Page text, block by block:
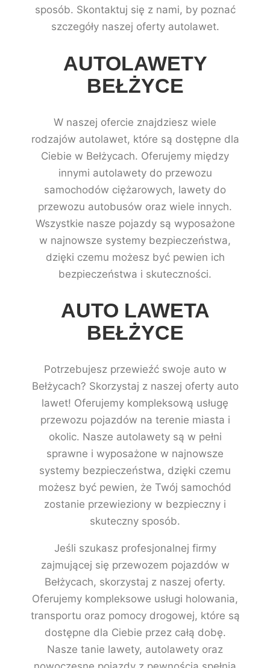
sposób. Skontaktuj się z nami, by poznać
szczegóły naszej oferty autolawet.
AUTOLAWETY
BEŁŻYCE
W naszej ofercie znajdziesz wiele
rodzajów autolawet, które są dostępne dla
Ciebie w Bełżycach. Oferujemy między
innymi autolawety do przewozu
samochodów ciężarowych, lawety do
przewozu autobusów oraz wiele innych.
Wszystkie nasze pojazdy są wyposażone
w najnowsze systemy bezpieczeństwa,
dzięki czemu możesz być pewien ich
bezpieczeństwa i skuteczności.
AUTO LAWETA
BEŁŻYCE
Potrzebujesz przewieźć swoje auto w
Bełżycach? Skorzystaj z naszej oferty auto
lawet! Oferujemy kompleksową usługę
przewozu pojazdów na terenie miasta i
okolic. Nasze autolawety są w pełni
sprawne i wyposażone w najnowsze
systemy bezpieczeństwa, dzięki czemu
możesz być pewien, że Twój samochód
zostanie przewieziony w bezpieczny i
skuteczny sposób.
Jeśli szukasz profesjonalnej firmy
zajmującej się przewozem pojazdów w
Bełżycach, skorzystaj z naszej oferty.
Oferujemy kompleksowe usługi holowania,
transportu oraz pomocy drogowej, które są
dostępne dla Ciebie przez całą dobę.
Nasze tanie lawety, autolawety oraz